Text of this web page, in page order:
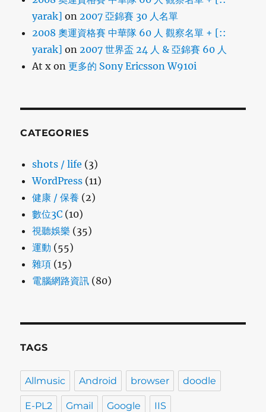
yarak] on 2007 亞錦賽 30 人名單
2008 奧運資格賽 中華隊 60 人 觀察名單 + [::
yarak] on 2007 世界盃 24 人 & 亞錦賽 60 人
At x on更多的 Sony Ericsson W910i
CATEGORIES
shots / life (3)
WordPress (11)
健康 / 保養 (2)
數位3C (10)
視聽娛樂 (35)
運動 (55)
雜項 (15)
電腦網路資訊 (80)
TAGS
Allmusic Android browser doodle
E-PL2 Gmail Google IIS